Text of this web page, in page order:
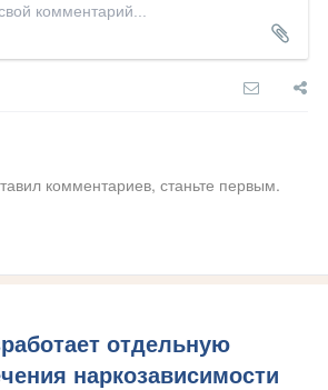
комментариев, станьте первым.
отдельную
наркозависимости